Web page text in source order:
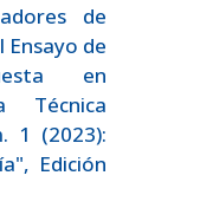
de
de
en
Técnica
1 (2023):
Edición